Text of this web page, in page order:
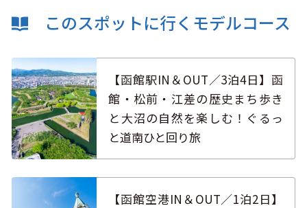
このスポットに行くモデルコース
【函館駅IN＆OUT／3泊4日】函
館・松前・江差の歴史まち歩き
と大沼の自然を楽しむ！ぐるっ
と道南ひと回り旅
【函館空港IN＆OUT／1泊2日】